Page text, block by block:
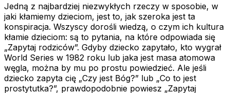
Jedną z najbardziej niezwykłych rzeczy w sposobie, w
jaki kłamiemy dzieciom, jest to, jak szeroka jest ta
konspiracja. Wszyscy dorośli wiedzą, o czym ich kultura
kłamie dzieciom: są to pytania, na które odpowiada się
„Zapytaj rodziców”. Gdyby dziecko zapytało, kto wygrał
World Series w 1982 roku lub jaka jest masa atomowa
węgla, można by mu po prostu powiedzieć. Ale jeśli
dziecko zapyta cię „Czy jest Bóg?” lub „Co to jest
prostytutka?”, prawdopodobnie powiesz „Zapytaj